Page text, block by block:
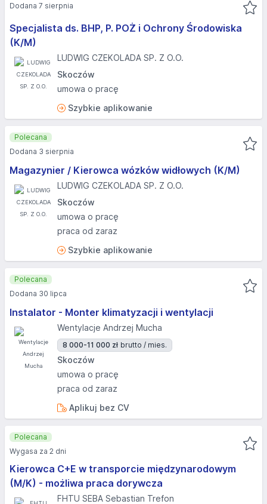
Specjalista ds. BHP, P. POŻ i Ochrony Środowiska
(K/M)
LUDWIG CZEKOLADA SP. Z O.O.
Skoczów
umowa o pracę
Szybkie aplikowanie
Dodana 7 sierpnia
Magazynier / Kierowca wózków widłowych (K/M)
LUDWIG CZEKOLADA SP. Z O.O.
Skoczów
umowa o pracę
praca od zaraz
Szybkie aplikowanie
Polecana
Dodana 3 sierpnia
Instalator - Monter klimatyzacji i wentylacji
Wentylacje Andrzej Mucha
8 000-11 000 zł brutto / mies.
Skoczów
umowa o pracę
praca od zaraz
Aplikuj bez CV
Polecana
Dodana 30 lipca
Kierowca C+E w transporcie międzynarodowym
(M/K) - możliwa praca dorywcza
FHTU SEBA Sebastian Trefon
Polecana
Wygasa za 2 dni